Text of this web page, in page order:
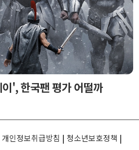
', 한국팬 평가 어떨까
개인정보취급방침 | 청소년보호정책 |